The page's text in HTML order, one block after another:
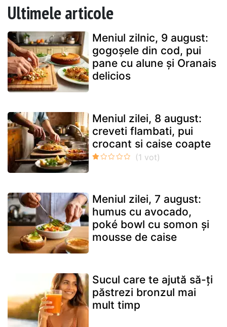
Ultimele articole
Meniul zilnic, 9 august:
gogoșele din cod, pui
pane cu alune și Oranais
delicios
Meniul zilei, 8 august:
creveti flambati, pui
crocant si caise coapte
Meniul zilei, 7 august:
humus cu avocado,
poké bowl cu somon și
mousse de caise
Sucul care te ajută să-ți
păstrezi bronzul mai
mult timp